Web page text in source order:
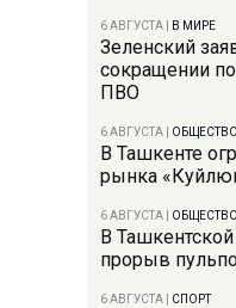
6 АВГУСТА В МИРЕ
Зеленский
сокращении
ПВО
6 АВГУСТА ОБЩЕСТВО
В Ташкенте
рынка
6 АВГУСТА ОБЩЕСТВО
В
прорыв
6 АВГУСТА СПОРТ